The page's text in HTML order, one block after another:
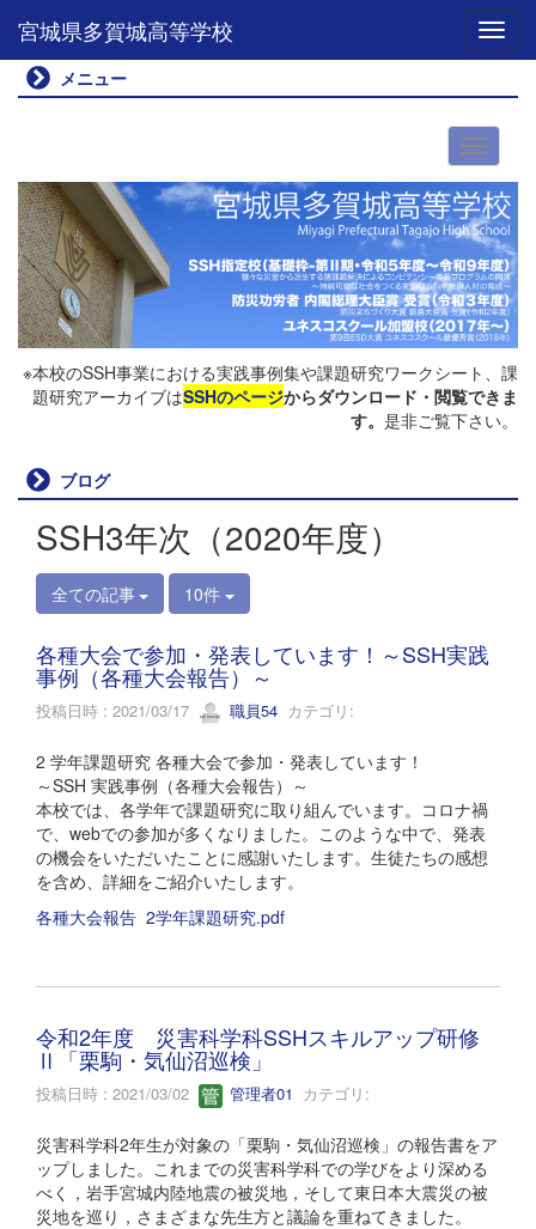
宮城県多賀城高等学校
メニュー
※本校のSSH事業における実践事例集や課題研究ワークシート、課
題研究アーカイブはSSHのページからダウンロード・閲覧できま
す。 是非ご覧下さい。
ブログ
SSH3年次（2020年度）
全ての記事 10件
各種大会で参加・発表しています！～SSH実践
事例（各種大会報告）～
投稿日時 : 2021/03/17 職員54 カテゴリ:
2 学年課題研究 各種大会で参加・発表しています！
～SSH 実践事例（各種大会報告）～
本校では、各学年で課題研究に取り組んでいます。コロナ禍
で、webでの参加が多くなりました。このような中で、発表
の機会をいただいたことに感謝いたします。生徒たちの感想
を含め、詳細をご紹介いたします。
各種大会報告 2学年課題研究.pdf
令和2年度 災害科学科SSHスキルアップ研修
Ⅱ「栗駒・気仙沼巡検」
投稿日時 : 2021/03/02 管理者01 カテゴリ:
災害科学科2年生が対象の「栗駒・気仙沼巡検」の報告書をア
ップしました。これまでの災害科学科での学びをより深める
べく，岩手宮城内陸地震の被災地，そして東日本大震災の被
災地を巡り，さまざまな先生方と議論を重ねてきました。